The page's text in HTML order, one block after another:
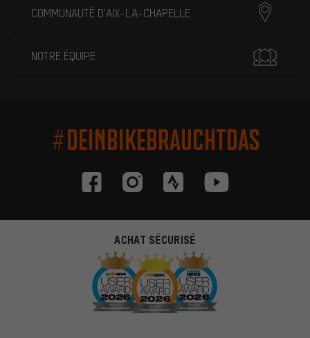
COMMUNAUTÉ D'AIX-LA-CHAPELLE
NOTRE ÉQUIPE
#DEINBIKEBRAUCHTDAS
ACHAT SÉCURISÉ